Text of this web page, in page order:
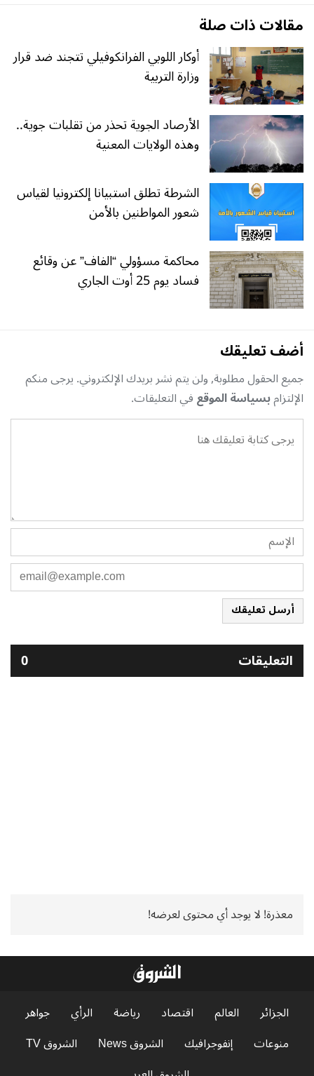
مقالات ذات صلة
أوكار اللوبي الفرانكوفيلي تتجند ضد قرار
وزارة التربية
الأرصاد الجوية تحذر من تقلبات جوية..
وهذه الولايات المعنية
الشرطة تطلق استبيانا إلكترونيا لقياس
شعور المواطنين بالأمن
محاكمة مسؤولي “الفاف” عن وقائع
فساد يوم 25 أوت الجاري
أضف تعليقك
جميع الحقول مطلوبة, ولن يتم نشر بريدك الإلكتروني. يرجى منكم
الإلتزامبسياسة الموقعفي التعليقات.
أرسل تعليقك
التعليقات 0
معذرة! لا يوجد أي محتوى لعرضه!
الجزائر العالم اقتصاد رياضة الرأي
جواهر
منوعات
إنفوجرافيك الشروق News
الشروق TV